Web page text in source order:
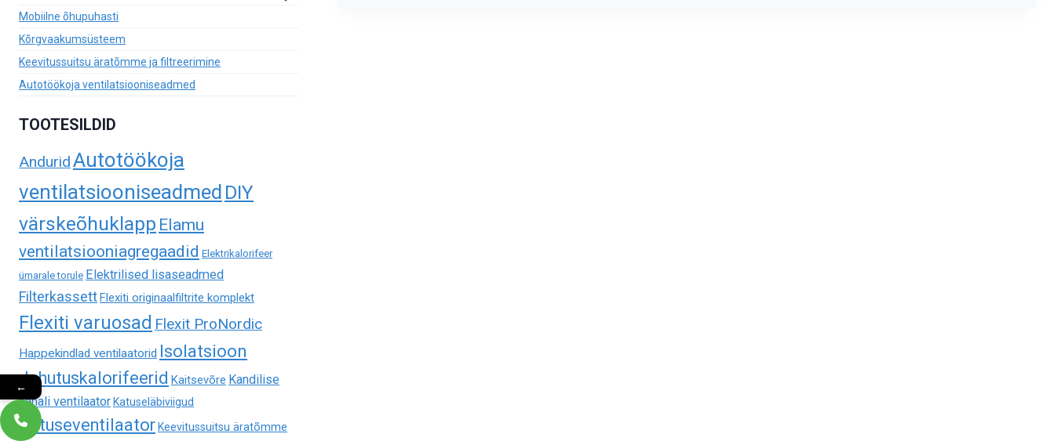
Mobiilne õhupuhasti
Kõrgvaakumsüsteem
Keevitussuitsu äratõmme ja filtreerimine
Autotöökoja ventilatsiooniseadmed
TOOTESILDID
AnduridAutotöökoja
ventilatsiooniseadmed DIY
värskeõhuklapp Elamu
ventilatsiooniagregaadid Elektrikalorifeer
ümarale torule Elektrilised lisaseadmed
FilterkassettFlexiti originaalfiltrite komplekt
Flexiti varuosad Flexit ProNordic
Happekindlad ventilaatorid Isolatsioon
Jahutuskalorifeerid Kaitsevõre Kandilise
kanali ventilaator Katuseläbiviigud
Katuseventilaator Keevitussuitsu äratõmme
←